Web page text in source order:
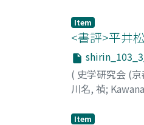
offered a new
In this essay, I,
past
and third,
period imperial
makes use of
that was
Item
<書評>平井
( 史学研究会 (
川名, 禎;
Item